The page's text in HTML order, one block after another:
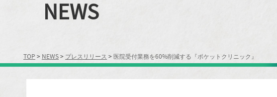
NEWS
TOP > NEWS > プレスリリース > 医院受付業務を60%削減する『ポケットクリニック』